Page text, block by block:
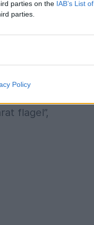
parties on the IAB’s List of
parties.
Policy
tragedii,
plecat, de
părinte
și tată în
boala
pentru că
flagel”,